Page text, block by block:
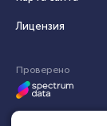
Лицензия
Проверено